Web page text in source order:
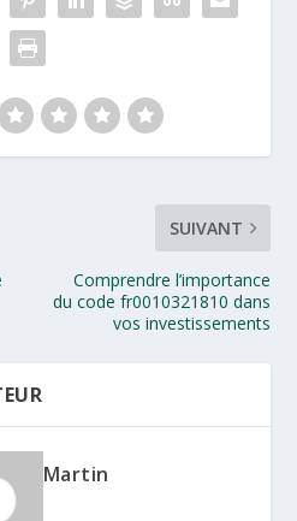
SUIVANT
Comprendre l’importance
du code fr0010321810 dans
vos investissements
Martin